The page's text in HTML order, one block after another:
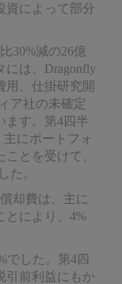
資によって部分
30%減の26億
には、Dragonfly
用、仕掛研究開
ア社の未確定
ます。第4四半
にポートフォ
とを受けて、
た。
却費は、主に
とにより、4%
でした。第4四
引前利益にもか